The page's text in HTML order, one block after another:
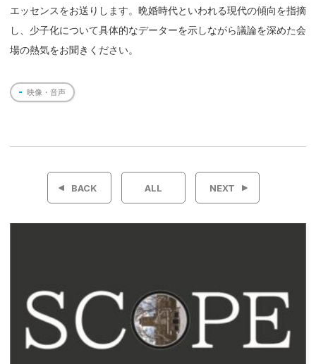
エッセンスをお送りします。晩婚時代といわれる現代の傾向を指摘
し、少子化について具体的なデーターを示しながら議論を深めた会
場の熱気をお聞きください。
映像・音声
投
ー
シ
ョ
BACK ALL NEXT